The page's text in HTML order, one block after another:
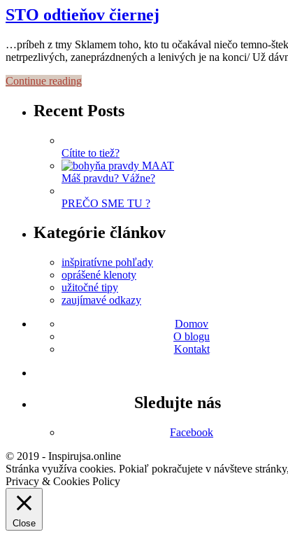
STO odtieňov čiernej
…príbeh z tmy Sklamem toho, kto tu očakával niečo temno-
netrpezlivých, zaneprázdnených a lenivých je na konci/ Už
Continue reading
Recent Posts
Cítite to tiež?
Máš pravdu? Vážne?
PREČO SME TU ?
Kategórie článkov
inšpiratívne pohľady
oprášené klenoty
užitočné tipy
zaujímavé odkazy
Domov
O blogu
Kontakt
Sledujte nás
Facebook
© 2019 - Inspirujsa.online
Stránka využíva cookies. Pokiaľ pokračujete v návšteve
Privacy & Cookies Policy
Close